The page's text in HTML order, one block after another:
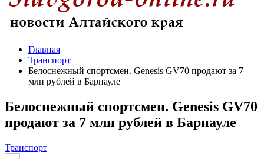
Главная
Транспорт
Белоснежный спортсмен. Genesis GV70 продают за 7
млн рублей в Барнауле
Белоснежный спортсмен. Genesis GV70
продают за 7 млн рублей в Барнауле
Транспорт